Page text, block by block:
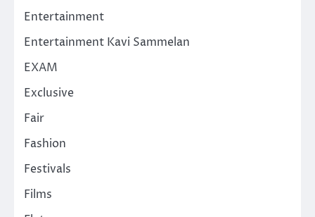
Entertainment
Entertainment Kavi Sammelan
EXAM
Exclusive
Fair
Fashion
Festivals
Films